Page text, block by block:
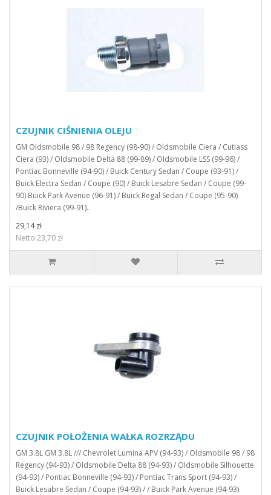
CZUJNIK CIŚNIENIA OLEJU
GM Oldsmobile 98 / 98 Regency (98-90) / Oldsmobile Ciera / Cutlass
Ciera (93) / Oldsmobile Delta 88 (99-89) / Oldsmobile LSS (99-96) /
Pontiac Bonneville (94-90) / Buick Century Sedan / Coupe (93-91) /
Buick Electra Sedan / Coupe (90) / Buick Lesabre Sedan / Coupe (99-
90) Buick Park Avenue (96-91) / Buick Regal Sedan / Coupe (95-90)
/Buick Riviera (99-91)..
29,14 zł
Netto:23,70 zł
CZUJNIK POŁOŻENIA WAŁKA ROZRZĄDU
GM 3.8L GM 3.8L /// Chevrolet Lumina APV (94-93) / Oldsmobile 98 / 98
Regency (94-93) / Oldsmobile Delta 88 (94-93) / Oldsmobile Silhouette
(94-93) / Pontiac Bonneville (94-93) / Pontiac Trans Sport (94-93) /
Buick Lesabre Sedan / Coupe (94-93) / / Buick Park Avenue (94-93)